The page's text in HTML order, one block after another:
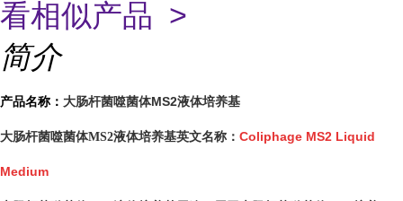
看相似产品 >
简介
产品名称： 大肠杆菌噬菌体MS2液体培养基
大肠杆菌噬菌体MS2液体培养基英文名称： Coliphage MS2 Liquid
Medium